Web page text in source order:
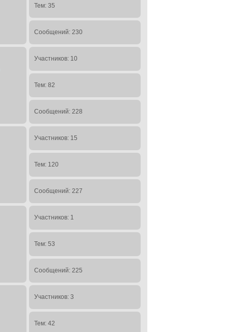
Тем: 35
Сообщений: 230
Участников: 10
Тем: 82
Сообщений: 228
Участников: 15
Тем: 120
Сообщений: 227
Участников: 1
Тем: 53
Сообщений: 225
Участников: 3
Тем: 42